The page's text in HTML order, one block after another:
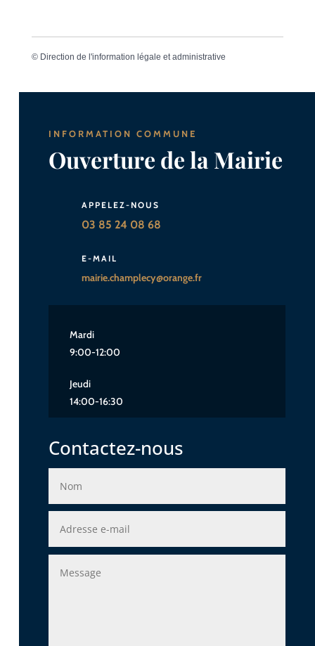
© Direction de l'information légale et administrative
INFORMATION COMMUNE
Ouverture de la Mairie
APPELEZ-NOUS
03 85 24 08 68
E-MAIL
mairie.champlecy@orange.fr
Mardi
9:00-12:00
Jeudi
14:00-16:30
Contactez-nous